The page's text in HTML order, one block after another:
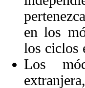
en los
los ciclos
Los